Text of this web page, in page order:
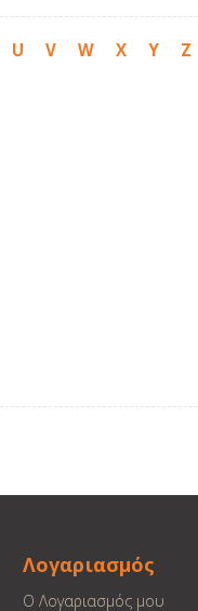
U V W X Y Z
Λογαριασμός
Ο Λογαριασμός μου